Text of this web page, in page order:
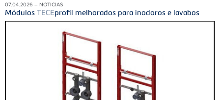
07.04.2026 – NOTICIAS
Módulos TECEprofil melhorados para inodoros e lavabos